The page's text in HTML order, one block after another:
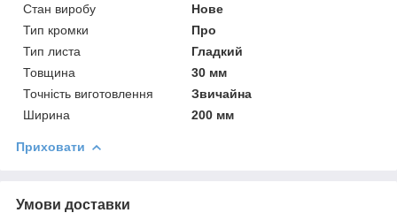
Стан виробу
Нове
Тип кромки
Про
Тип листа
Гладкий
Товщина
30 мм
Точність виготовлення
Звичайна
Ширина
200 мм
Приховати
Умови доставки